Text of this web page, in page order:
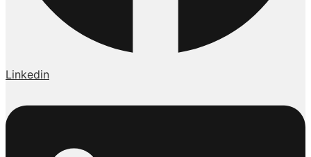
Linkedin